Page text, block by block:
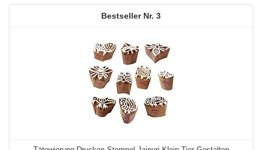
3